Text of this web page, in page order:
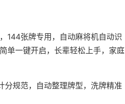
144张牌专用，自动麻将机自动识
单一键开启，长辈轻松上手，家庭
分规范，自动整理牌型，洗牌精准